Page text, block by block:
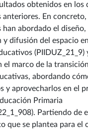
obtenidos en los
anteriores. En concreto,
han abordado el diseño,
y difusión del espacio
(PIIDUZ_21_9)
el marco de la
abordando
y aprovecharlos en el
Primaria
Partiendo de
que se plantea para el